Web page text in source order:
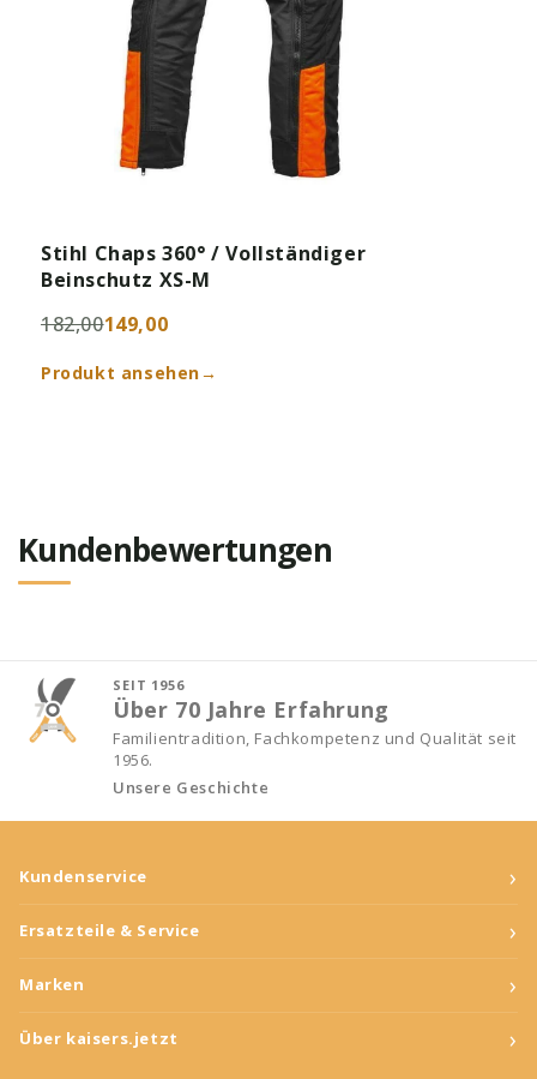
Stihl Chaps 360° / Vollständiger
Beinschutz XS-M
182,00149,00
Produkt ansehen→
Kundenbewertungen
SEIT 1956
Über 70 Jahre Erfahrung
Familientradition, Fachkompetenz und Qualität seit
1956.
Unsere Geschichte
Kundenservice ›
Ersatzteile & Service ›
Marken ›
Über kaisers.jetzt ›